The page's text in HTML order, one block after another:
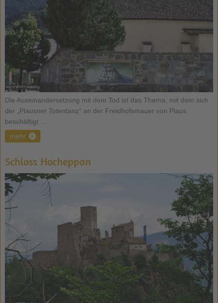
Die Auseinandersetzung mit dem Tod ist das Thema, mit dem sich
der „Plausner Totentanz“ an der Freidhofsmauer von Plaus
beschäftigt ...
mehr
Schloss Hocheppan